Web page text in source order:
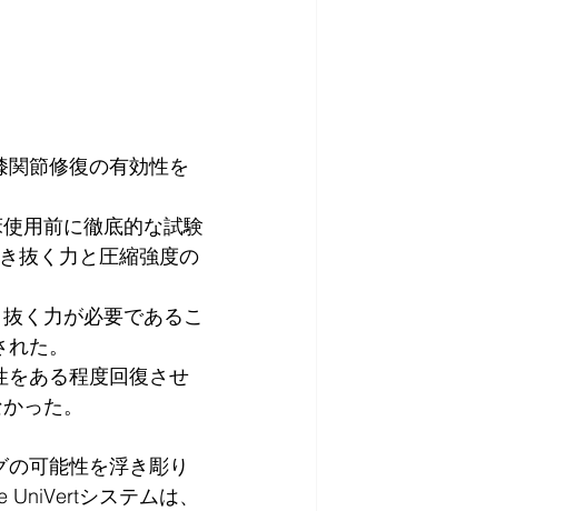
節修復の有効性を
用前に徹底的な試験
抜く力と圧縮強度の
く力が必要であるこ
た。
ある程度回復させ
かった。
可能性を浮き彫り
システムは、